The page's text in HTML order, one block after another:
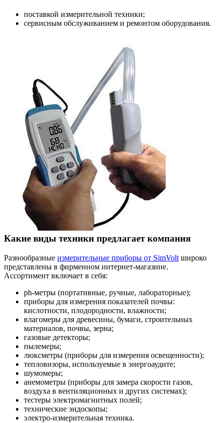
поставкой измерительной техники;
сервисным обслуживанием и ремонтом оборудования.
Какие виды техники предлагает компания
Разнообразные измерительные приборы от SimVolt широко
представлены в фирменном интернет-магазине.
Ассортимент включает в себя:
ph-метры (портативные, ручные, лабораторные);
приборы для измерения показателей почвы:
кислотности, плодородности, влажности;
влагомеры для древесины, бумаги, строительных
материалов, почвы, зерна;
газовые детекторы;
пылемеры;
люксметры (приборы для измерения освещенности);
тепловизоры, используемые в энергоаудите;
шумомеры;
анемометры (приборы для замера скорости газов,
воздуха в вентиляционных и других системах);
тестеры электромагнитных полей;
технические эндоскопы;
электро-измерительная техника.